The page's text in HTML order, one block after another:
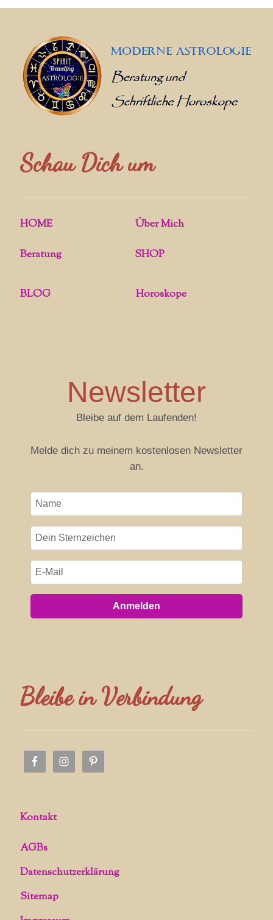
Schau Dich um
HOME Über Mich
Beratung SHOP
BLOG Horoskope
Newsletter
Bleibe auf dem Laufenden!
Melde dich zu meinem kostenlosen Newsletter
an.
Anmelden
Bleibe in Verbindung
Kontakt
AGBs
Datenschutzerklärung
Sitemap